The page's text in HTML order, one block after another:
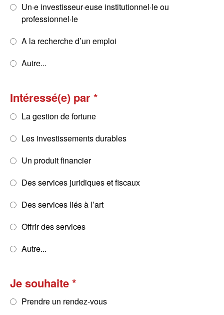
Un·e investisseur·euse institutionnel·le ou
professionnel·le
A la recherche d’un emploi
Autre...
Intéressé(e) par
La gestion de fortune
Les investissements durables
Un produit financier
Des services juridiques et fiscaux
Des services liés à l’art
Offrir des services
Autre...
Je souhaite
Prendre un rendez-vous